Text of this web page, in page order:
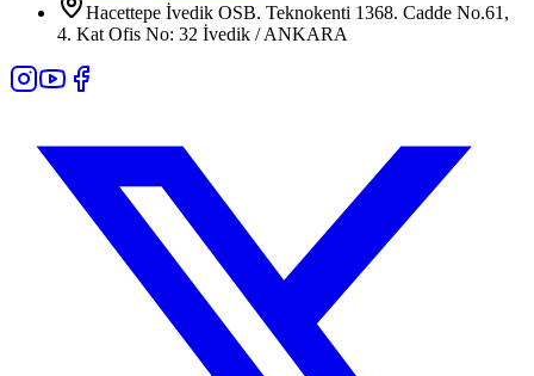
Hacettepe İvedik OSB. Teknokenti 1368. Cadde No.61,
4. Kat Ofis No: 32 İvedik / ANKARA